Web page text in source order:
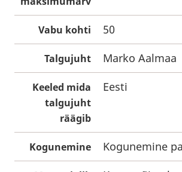
Vabu kohti 50
Talgujuht Marko Aalmaa
Keeled mida
talgujuht
räägib
Eesti
Kogunemine Kogunemine